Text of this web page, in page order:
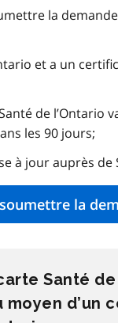
la
et a un
de l’Ontario
les 90 jours;
à jour auprès de
la
Santé
moyen d’un